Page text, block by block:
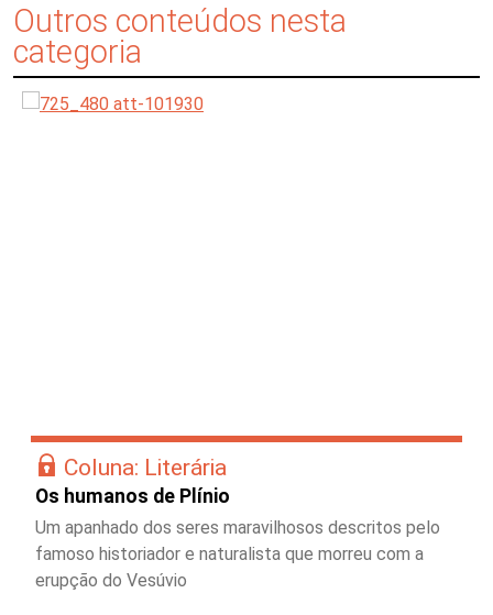
Outros conteúdos nesta
categoria
Coluna: Literária
Os humanos de Plínio
Um apanhado dos seres maravilhosos descritos pelo
famoso historiador e naturalista que morreu com a
erupção do Vesúvio